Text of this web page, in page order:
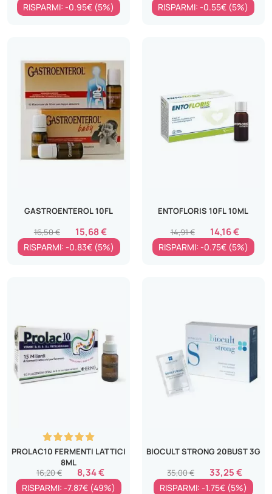
RISPARMI: -0.95€ (5%) RISPARMI: -0.55€ (5%)
GASTROENTEROL 10FL
15,68 €
16,50 €
RISPARMI: -0.83€ (5%)
ENTOFLORIS 10FL 10ML
14,16 €
14,91 €
RISPARMI: -0.75€ (5%)
PROLAC10 FERMENTI LATTICI
8ML
8,34 €
16,20 €
RISPARMI: -7.87€ (49%)
BIOCULT STRONG 20BUST 3G
33,25 €
35,00 €
RISPARMI: -1.75€ (5%)